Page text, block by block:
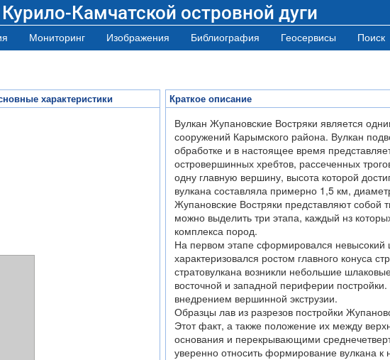
Камчатской островной дуги
Мониторинг Изображения Библиография Геосервисы Поиск
характеристики Краткое описание
Вулкан Жупановские Востряки является
сооружений Карымского района. Вулкан
обработке и в настоящее время
островершинных хребтов, рассеченных
одну главную вершину, высота которой
вулкана составляла примерно 1,5 км,
Жупановские Востряки представляют собой
можно выделить три этапа, каждый нз
комплекса пород.
На первом этапе сформировался невысокий
характеризовался ростом главного конуса
стратовулкана возникли небольшие
восточной и западной периферии
внедрением вершинной экструзии.
Образцы лав из разрезов постройки
Этот факт, а также положение их между
основания и перекрывающими
уверенно относить формирование вулкана